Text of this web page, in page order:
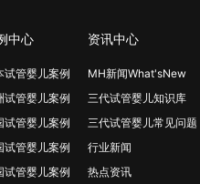
中心
试管婴儿案例
试管婴儿案例
试管婴儿案例
试管婴儿案例
试管婴儿案例
资讯中心
MH新闻What'sNew
三代试管婴儿知识库
三代试管婴儿常见问题
行业新闻
热点资讯